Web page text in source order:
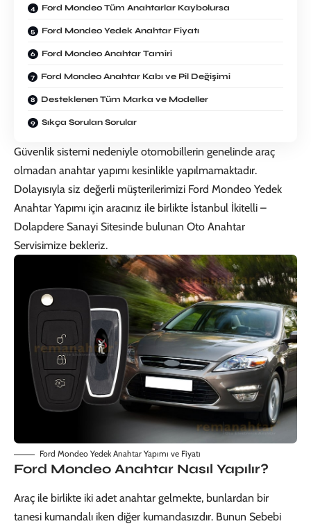
Ford Mondeo Tüm Anahtarlar Kaybolursa
Ford Mondeo Yedek Anahtar Fiyatı
Ford Mondeo Anahtar Tamiri
Ford Mondeo Anahtar Kabı ve Pil Değişimi
Desteklenen Tüm Marka ve Modeller
Sıkça Sorulan Sorular
Güvenlik sistemi nedeniyle otomobillerin genelinde araç
olmadan anahtar yapımı kesinlikle yapılmamaktadır.
Dolayısıyla siz değerli müşterilerimizi Ford Mondeo Yedek
Anahtar Yapımı için aracınız ile birlikte İstanbul İkitelli –
Dolapdere Sanayi Sitesinde bulunan Oto Anahtar
Servisimize bekleriz.
Ford Mondeo Yedek Anahtar Yapımı ve Fiyatı
Ford Mondeo Anahtar Nasıl Yapılır?
Araç ile birlikte iki adet anahtar gelmekte, bunlardan bir
tanesi kumandalı iken diğer kumandasızdır. Bunun Sebebi